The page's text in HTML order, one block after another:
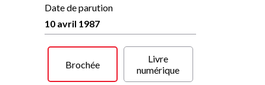
Date de parution
10 avril 1987
Brochée
Livre
numérique